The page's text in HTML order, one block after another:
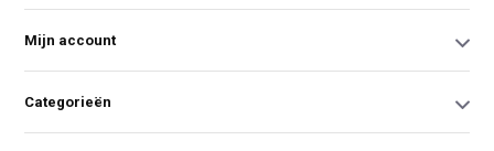
Mijn account
Categorieën